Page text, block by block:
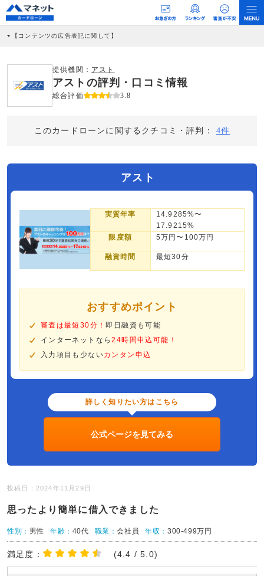
【コンテンツの広告表記に関して】
社に対して企業から紹介報酬が支払われるという収益モデルです。 ただし、特定の
商品を根拠なくPRするものではなく、当編集部の調査／ユーザーへの口コミ収集な
どに基づき、公平性を担保した情報提供を行っています。
>提携企業一覧
提供機関： アスト
アストの評判・口コミ情報
総合評価 3.8
このカードローンに関するクチコミ・評判： 4件
アスト
実質年率
14.9285%〜
17.9215%
限度額
5万円〜100万円
融資時間 最短30分
おすすめポイント
審査は最短30分！ 即日融資も可能
インターネットなら24時間申込可能！
入力項目も少ないカンタン申込
詳しく知りたい方はこちら
公式ページを見てみる
投稿日：2024年11月29日
思ったより簡単に借入できました
性別： 男性 年齢： 40代 職業：会社員 年収：300-499万円
満足度： (4.4 / 5.0)